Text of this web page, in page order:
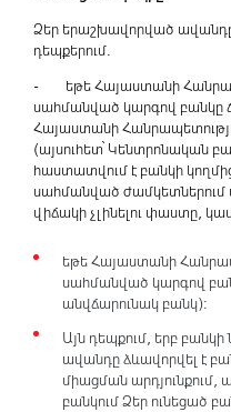
Ձեր երաշխավորված
դեպքերում.
- եթե Հայաստանի
սահմանված կարգով բանկը
Հայաստանի
(այսուհետ՝ Կենտրոնական
հաստատվում է բանկի
սահմանված ժամկետներում
վիճակի չլինելու փաստը,
եթե Հայաստանի
սահմանված կարգով
անվճարունակ բանկ):
Այն դեպքում, երբ
ավանդը ձևավորվել է
միացման արդյունքում,
բանկում Ձեր ունեցած